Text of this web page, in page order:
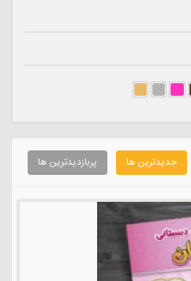
جدیدترین ها پربازدیدترین ها